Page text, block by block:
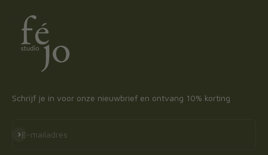
Schrijf je in voor onze nieuwbrief en ontvang 10% korting
E-mailadres
Abonneren